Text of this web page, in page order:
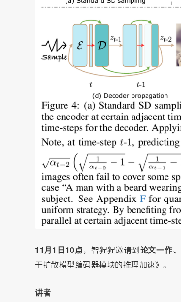
11月1日10点，智猩猩邀请到论文一作、
于扩散模型编码器模块的推理加速》。
讲者